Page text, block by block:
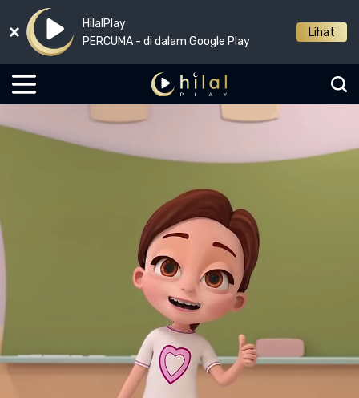
HilalPlay
PERCUMA - di dalam Google Play
Lihat